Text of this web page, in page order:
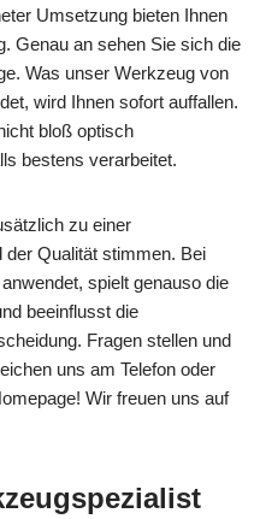
Umsetzung bieten Ihnen
Genau an sehen Sie sich die
Was unser Werkzeug von
wird Ihnen sofort auffallen.
bloß optisch
bestens verarbeitet.
zu einer
der Qualität stimmen. Bei
spielt genauso die
beeinflusst die
Fragen stellen und
uns am Telefon oder
Wir freuen uns auf